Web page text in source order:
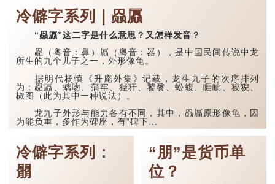
言谈间，卢姓书生感慨
自己虽贵为读书人，但一直
未能考取功名，仍然贫困，
感到十分落泊。于是，道士
拿出一个青瓷枕头，让卢姓
书生睡一睡，便能满足他希
望得到荣华富贵的愿望。
这时，...
冷僻字系列｜赑屭
“赑屭”这二字是什么意思？又怎样发音？
赑（粤音：鼻）屭（粤音：器），是中国民间传说中龙
所生的九个儿子之一，外形像龟。
据明代杨慎《升庵外集》记载，龙生九子的次序排列
为：赑屭、螭吻、蒲牢、狴犴、饕餮、蚣蝮、睚眦、狻猊、
椒图（此为其中一种说法）。
龙九子外形与能力各有不同，其中，赑屭原形像龟，因
为能负重，多作为碑座，有“碑下...
冷僻字系列：
朤
“朋”是货币单
位？